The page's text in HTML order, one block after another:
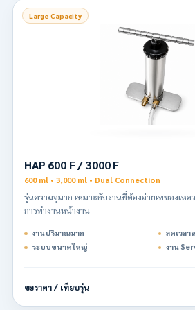
Large Capacity
HAP 600 F / 3000 F
600 ml • 3,000 ml • Dual Connection
รุ่นความจุมาก เหมาะกับงานที่ต้องถ่ายเทของเห
การทำงานหน้างาน
งานปริมาณมาก
ลดเวลา
ระบบขนาดใหญ่
งาน
ขอราคา / เทียบรุ่น